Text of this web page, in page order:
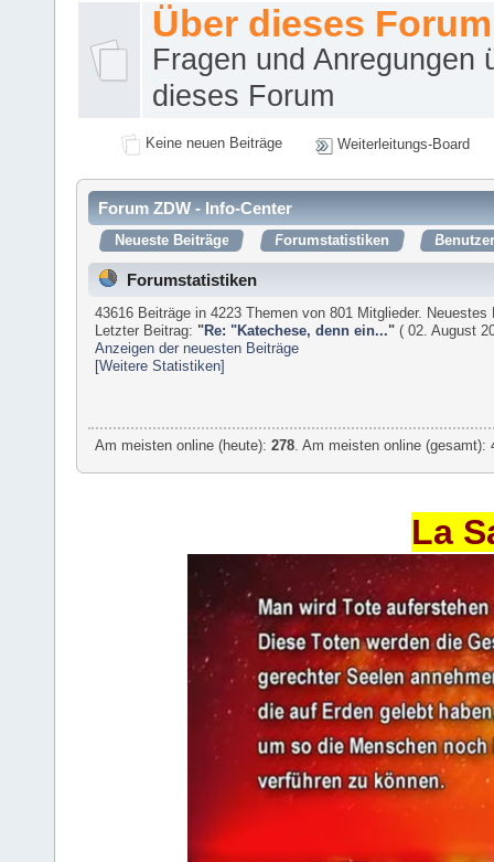
Über dieses Forum
Fragen und Anregungen
dieses Forum
Keine neuen Beiträge Weiterleitungs-Board
Forum ZDW - Info-Center
Neueste Beiträge Forumstatistiken
Forumstatistiken
43616 Beiträge in 4223 Themen von 801 Mitglieder.
Letzter Beitrag: "Re: "Katechese, denn ein..." ( 02. August
Anzeigen der neuesten Beiträge
[Weitere Statistiken]
Am meisten online (heute):278 . Am meisten online
La